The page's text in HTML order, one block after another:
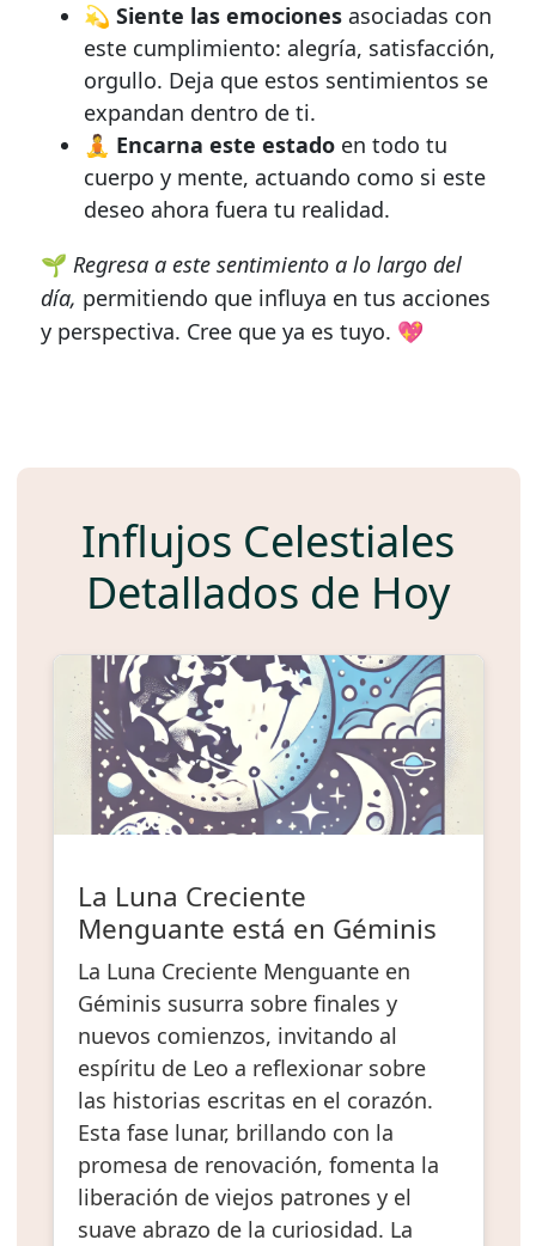
💫 Siente las emocionesasociadas con
este cumplimiento: alegría, satisfacción,
orgullo. Deja que estos sentimientos se
expandan dentro de ti.
🧘 Encarna este estadoen todo tu
cuerpo y mente, actuando como si este
deseo ahora fuera tu realidad.
🌱 Regresa a este sentimiento a lo largo del
día, permitiendo que influya en tus acciones
y perspectiva. Cree que ya es tuyo. 💖
Influjos Celestiales
Detallados de Hoy
La Luna Creciente
Menguante está en Géminis
La Luna Creciente Menguante en
Géminis susurra sobre finales y
nuevos comienzos, invitando al
espíritu de Leo a reflexionar sobre
las historias escritas en el corazón.
Esta fase lunar, brillando con la
promesa de renovación, fomenta la
liberación de viejos patrones y el
suave abrazo de la curiosidad. La